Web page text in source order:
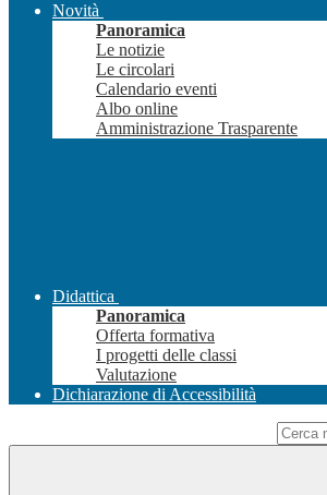
Novità
Panoramica
Le notizie
Le circolari
Calendario eventi
Albo online
Amministrazione Trasparente
Didattica
Panoramica
Offerta formativa
I progetti delle classi
Valutazione
Dichiarazione di Accessibilità